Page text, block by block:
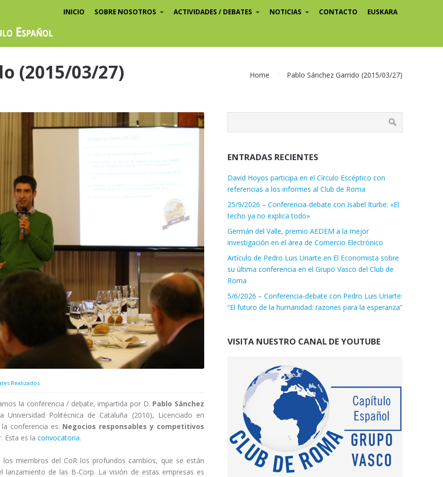
INICIO SOBRE NOSOTROS ACTIVIDADES / DEBATES NOTICIAS CONTACTO EUSKARA
(2015/03/27) Home Pablo Sánchez Garrido (2015/03/27)
Realizados
la conferencia / debate, impartida por D. Pablo Sánchez
Politécnica de Cataluña (2010), Licenciado en
conferencia es: Negocios responsables y competitivos
. Esta es la convocatoria.
miembros del CoR los profundos cambios, que se están
de las B-Corp. La visión de estas empresas es
ENTRADAS RECIENTES
David Hoyos participa en el Círculo Escéptico con
referencias a los informes al Club de Roma
25/9/2026 – Conferencia-debate con Isabel Iturbe: «El
techo ya no explica todo»
Germán del Valle, premio AEDEM a la mejor
investigación en el área de Comercio Electrónico
Artículo de Pedro Luis Uriarte en El Economista sobre
su última conferencia en el Grupo Vasco del Club de
Roma
5/6/2026 – Conferencia-debate con Pedro Luis Uriarte:
“El futuro de la humanidad: razones para la esperanza”
VISITA NUESTRO CANAL DE YOUTUBE